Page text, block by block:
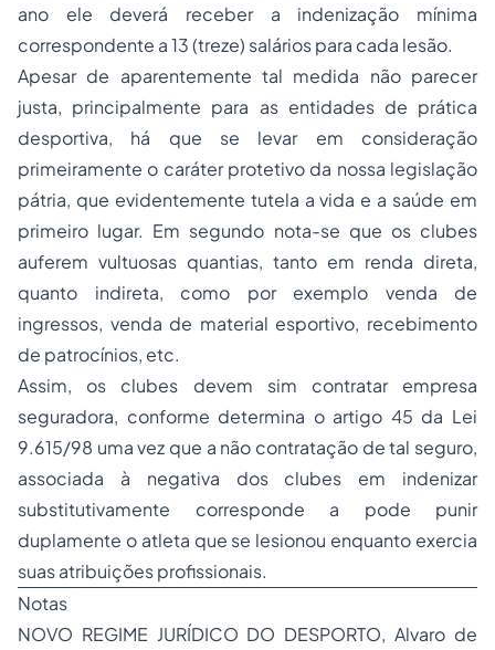
ano ele deverá receber a indenização mínima
correspondente a 13 (treze) salários para cada lesão.
Apesar de aparentemente tal medida não parecer
justa, principalmente para as entidades de prática
desportiva, há que se levar em consideração
primeiramente o caráter protetivo da nossa legislação
pátria, que evidentemente tutela a vida e a saúde em
primeiro lugar. Em segundo nota-se que os clubes
auferem vultuosas quantias, tanto em renda direta,
quanto indireta, como por exemplo venda de
ingressos, venda de material esportivo, recebimento
de patrocínios, etc.
Assim, os clubes devem sim contratar empresa
seguradora, conforme determina o artigo 45 da Lei
9.615/98 uma vez que a não contratação de tal seguro,
associada à negativa dos clubes em indenizar
substitutivamente corresponde a pode punir
duplamente o atleta que se lesionou enquanto exercia
suas atribuições profissionais.
Notas
NOVO REGIME JURÍDICO DO DESPORTO, Alvaro de